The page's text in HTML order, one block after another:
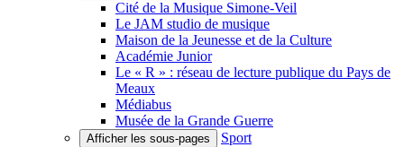
Cité de la Musique Simone-Veil
Le JAM studio de musique
Maison de la Jeunesse et de la Culture
Académie Junior
Le « R » : réseau de lecture publique du Pays de
Meaux
Médiabus
Musée de la Grande Guerre
Afficher les sous-pages
Sport